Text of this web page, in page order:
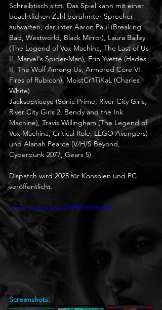
Schreibtisch sitzt. Das Spiel kann mit einer
beachtlichen Zahl berühmter Sprecher
aufwarten, darunter Aaron Paul (Breaking
Bad, Westworld, Black Mirror), Laura Bailey
(The Legend of Vox Machina, The Last of Us
II, Marvel's Spider-Man), Erin Yvette (Hades
II, The Wolf Among Us, Armored Core VI:
Fires of Rubicon), MoistCr1TiKaL (Charles
White)
Jacksepticeye (Sonic Prime, River City Girls,
River City Girls 2, Bendy and the Ink
Machine), Travis Willingham (The Legend of
Vox Machina, Critical Role, LEGO Avengers)
und Alanah Pearce (V/H/S Beyond,
Cyberpunk 2077, Gears 5).
Dispatch wird 2025 für Konsolen und PC
veröffentlicht.
https://youtu.be/ZbERWU5bc50
Screenshots: